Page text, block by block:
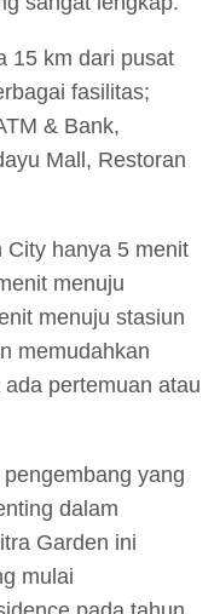
15 km dari pusat
fasilitas;
& Bank,
Mall, Restoran
City hanya 5 menit
menuju
menuju stasiun
memudahkan
pertemuan atau
yang
dalam
Garden ini
mulai